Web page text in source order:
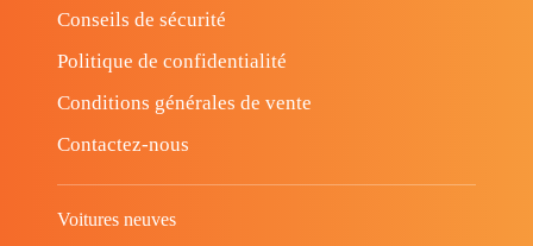
Conseils de sécurité
Politique de confidentialité
Conditions générales de vente
Contactez-nous
Voitures neuves